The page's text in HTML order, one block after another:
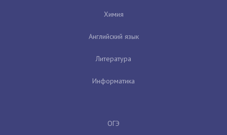
Химия
Английский язык
Литература
Информатика
ОГЭ